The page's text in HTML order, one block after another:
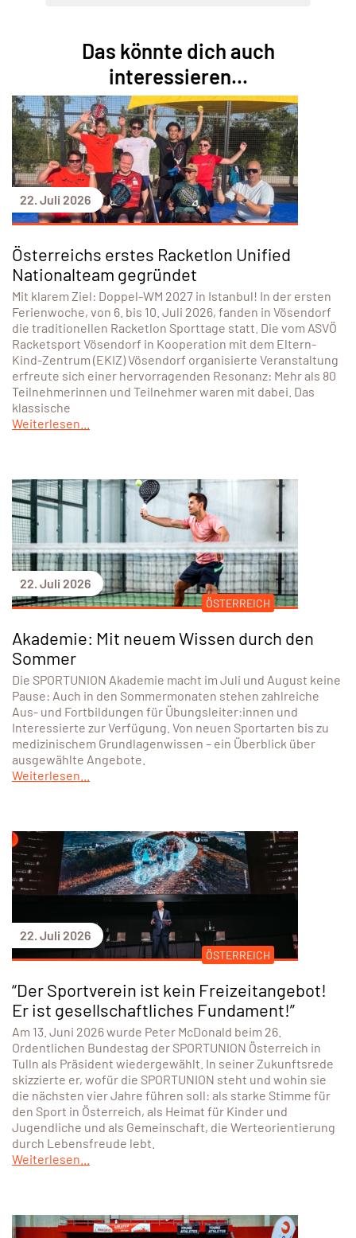
Das könnte dich auch
interessieren...
22. Juli 2026
Österreichs erstes Racketlon Unified
Nationalteam gegründet
Mit klarem Ziel: Doppel-WM 2027 in Istanbul! In der ersten
Ferienwoche, von 6. bis 10. Juli 2026, fanden in Vösendorf
die traditionellen Racketlon Sporttage statt. Die vom ASVÖ
Racketsport Vösendorf in Kooperation mit dem Eltern-
Kind-Zentrum (EKIZ) Vösendorf organisierte Veranstaltung
erfreute sich einer hervorragenden Resonanz: Mehr als 80
Teilnehmerinnen und Teilnehmer waren mit dabei. Das
klassische
Weiterlesen...
22. Juli 2026
ÖSTERREICH
Akademie: Mit neuem Wissen durch den
Sommer
Die SPORTUNION Akademie macht im Juli und August keine
Pause: Auch in den Sommermonaten stehen zahlreiche
Aus- und Fortbildungen für Übungsleiter:innen und
Interessierte zur Verfügung. Von neuen Sportarten bis zu
medizinischem Grundlagenwissen – ein Überblick über
ausgewählte Angebote.
Weiterlesen...
22. Juli 2026
ÖSTERREICH
“Der Sportverein ist kein Freizeitangebot!
Er ist gesellschaftliches Fundament!”
Am 13. Juni 2026 wurde Peter McDonald beim 26.
Ordentlichen Bundestag der SPORTUNION Österreich in
Tulln als Präsident wiedergewählt. In seiner Zukunftsrede
skizzierte er, wofür die SPORTUNION steht und wohin sie
die nächsten vier Jahre führen soll: als starke Stimme für
den Sport in Österreich, als Heimat für Kinder und
Jugendliche und als Gemeinschaft, die Werteorientierung
durch Lebensfreude lebt.
Weiterlesen...